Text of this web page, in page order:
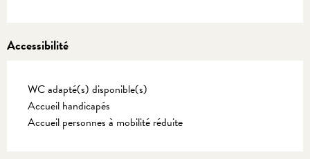
Accessibilité
WC adapté(s) disponible(s)
Accueil handicapés
Accueil personnes à mobilité réduite